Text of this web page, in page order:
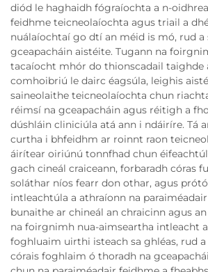
diód le haghaidh fógraíochta a n-
feidhme teicneolaíochta agus triail a
nuálaíochtaí go dtí an méid is mó, rud
gceapacháin aistéite. Tugann na
tacaíocht mhór do thionscadail taighde
comhoibriú le dairc éagsúla, leighis
saineolaithe teicneolaíochta chun
réimsí na gceapacháin agus réitigh a
dúshláin cliniciúla atá ann i ndáiríre. Tá
curtha i bhfeidhm ar roinnt raon
áirítear oiriúnú tonnfhad chun
gach cineál craiceann, forbaradh córas
soláthar níos fearr don othar, agus
intleachtúla a athraíonn na
bunaithe ar chineál an chraicinn agus
na foirgnimh nua-aimseartha intleacht
foghluaim uirthi isteach sa ghléas, rud a
córais foghlaim ó thoradh na